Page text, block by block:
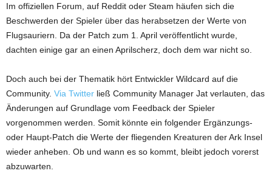
Im offiziellen Forum, auf Reddit oder Steam häufen sich die
Beschwerden der Spieler über das herabsetzen der Werte von
Flugsauriern. Da der Patch zum 1. April veröffentlicht wurde,
dachten einige gar an einen Aprilscherz, doch dem war nicht so.
Doch auch bei der Thematik hört Entwickler Wildcard auf die
Community. Via Twitter ließ Community Manager Jat verlauten, das
Änderungen auf Grundlage vom Feedback der Spieler
vorgenommen werden. Somit könnte ein folgender Ergänzungs-
oder Haupt-Patch die Werte der fliegenden Kreaturen der Ark Insel
wieder anheben. Ob und wann es so kommt, bleibt jedoch vorerst
abzuwarten.